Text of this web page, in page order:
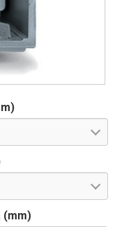
(mm)